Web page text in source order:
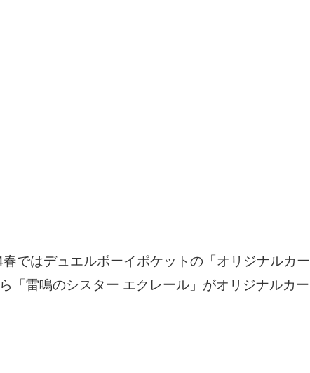
ではデュエルボーイポケットの「オリジナルカ
「雷鳴のシスター エクレール」がオリジナルカ